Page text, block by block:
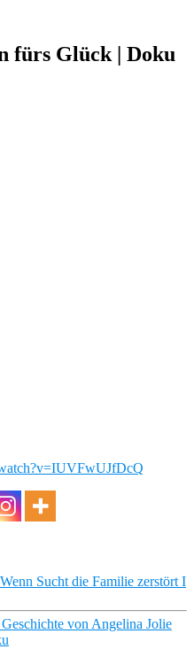
fürs Glück | Doku
Sucht die Familie zerstört I
von Angelina Jolie